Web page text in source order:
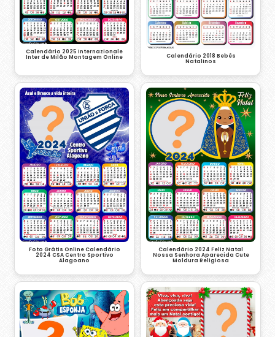
Calendário 2025 Internazionale
Inter de Milão Montagem Online Calendário 2018 Bebês
Natalinos
Foto Grátis Online Calendário
2024 CSA Centro Sportivo
Alagoano
Calendário 2024 Feliz Natal
Nossa Senhora Aparecida Cute
Moldura Religiosa